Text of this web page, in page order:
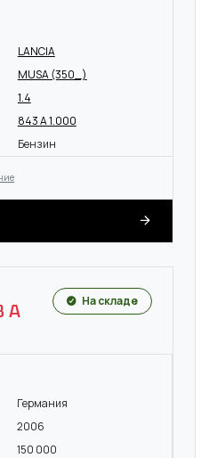
LANCIA
MUSA (350_)
1.4
843 A 1.000
Бензин
A
На складе
Германия
2006
150 000